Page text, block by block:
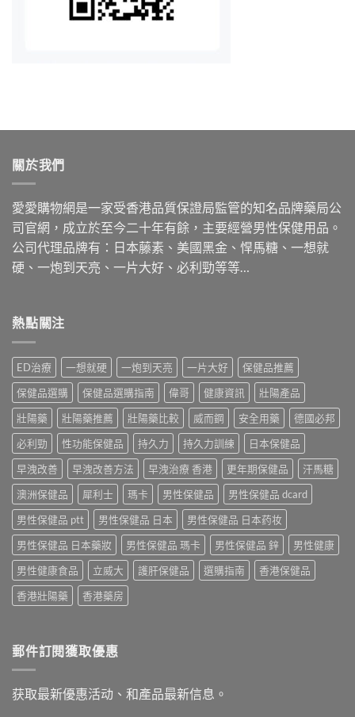
關於我們
愛愛購物網是一家受香港品質保證局監管的知名品牌藥局公
司官網，成立於至今二十年有餘，主要經營男性保健用品。
公司代理品牌有：日本藤素、美國黑金、悍馬糖、一想就
硬、一炮到天亮、一片大好、必利勁等等…
熱點關注
ED治療 一想就硬 一炮到天亮 一片大好
保健品推薦
保健品選購
保健品選購指南 偉哥 健康資訊
壯陽產品
壯陽藥
壯陽藥推薦 壯陽藥比較 威而鋼 安全用藥
德國必邦
必利勁
性功能保健品 持久力 持久力訓練
日本保健品
早洩改善
早洩改善方法 早洩治療 香港 更年期保健品
汗馬糖
澳洲保健品
犀利士 瑪卡 男性保健品
男性保健品 dcard
男性保健品 ptt
男性保健品 日本
男性保健品 日本药妆
男性保健品 日本藥妝
男性保健品 瑪卡 男性保健品 鋅
男性健康
男性健康食品
立威大 護肝保健品 選購指南
香港保健品
香港壯陽藥
香港藥房
郵件訂閱獲取優惠
获取最新優惠活动、和產品最新信息。